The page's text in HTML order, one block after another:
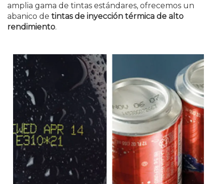
amplia gama de tintas estándares, ofrecemos un
abanico de tintas de inyección térmica de alto
rendimiento.